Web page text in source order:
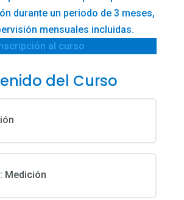
durante un periodo de 3 meses,
mensuales incluidas.
al curso
del Curso
Medición